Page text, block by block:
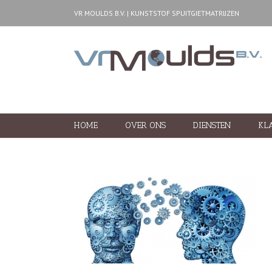
VR MOULDS B.V. | KUNSTSTOF SPUITGIETMATRIJZEN
HOME OVER ONS DIENSTEN